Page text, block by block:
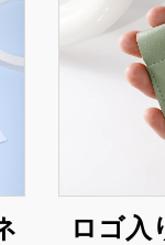
ロゴ入